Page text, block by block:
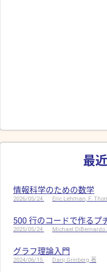
最
情報科学のための数学
2026/05/24 Eric Lehman, F.
500 行のコードで作るプ
2025/05/24 Michael DiBernardo
グラフ理論入門
2024/06/15 Darij Grinberg 著